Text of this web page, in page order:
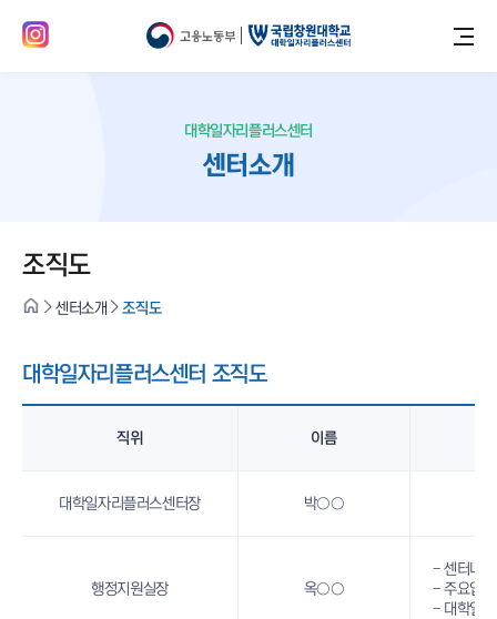
대학일자리플러스센터
센터소개
조직도
센터소개 조직도
대학일자리플러스센터 조직도
직위 이름
대학일자리플러스센터장 박○○
행정지원실장 옥○○
- 센터내
- 주요업
- 대학일